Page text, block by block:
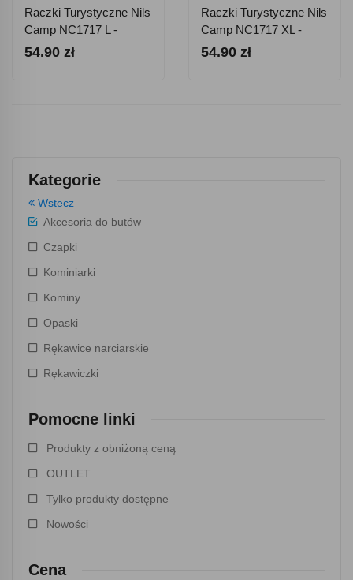
Kategorie
Wstecz
Akcesoria do butów
Czapki
Kominiarki
Kominy
Opaski
Rękawice narciarskie
Rękawiczki
Pomocne linki
Produkty z obniżoną ceną
OUTLET
Tylko produkty dostępne
Nowości
Cena
Raczki Turystyczne Nils
Camp NC1717 L -
Pomarańczowe
54.90 zł
Raczki Turystyczne Nils
Camp NC1717 XL -
Pomarańczowe
54.90 zł